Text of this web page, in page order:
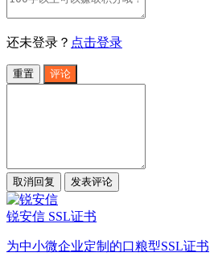
还未登录？ 点击登录
重置 评论
取消回复 发表评论
锐安信 SSL证书
为中小微企业定制的口粮型SSL证书